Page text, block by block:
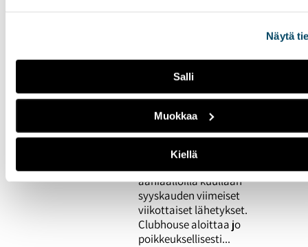
Näytä
Salli
Muokkaa
Kiellä
Radio Tutkan
perinteinen
jouluspesiaali päättää
radion syyskauden
13.12.2022 UUTISET
ääniaalloilla kuullaan
syyskauden viimeiset
viikottaiset lähetykset.
Clubhouse aloittaa jo
poikkeuksellisesti...